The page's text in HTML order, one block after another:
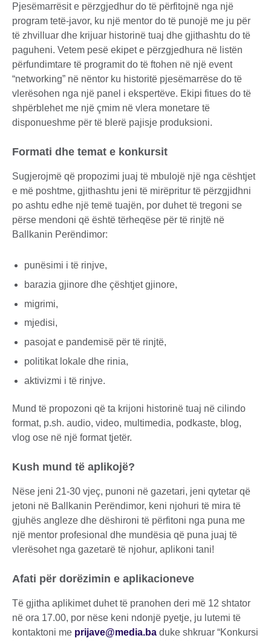
Pjesëmarrësit e përzgjedhur do të përfitojnë nga një
program tetë-javor, ku një mentor do të punojë me ju për
të zhvilluar dhe krijuar historinë tuaj dhe gjithashtu do të
paguheni. Vetem pesë ekipet e përzgjedhura në listën
përfundimtare të programit do të ftohen në një event
“networking” në nëntor ku historitë pjesëmarrëse do të
vlerësohen nga një panel i ekspertëve. Ekipi fitues do të
shpërblehet me një çmim në vlera monetare të
disponueshme për të blerë pajisje produksioni.
Formati dhe temat e konkursit
Sugjerojmë që propozimi juaj të mbulojë një nga cështjet
e më poshtme, gjithashtu jeni të mirëpritur të përzgjidhni
po ashtu edhe një temë tuajën, por duhet të tregoni se
përse mendoni që është tërheqëse për të rinjtë në
Ballkanin Perëndimor:
punësimi i të rinjve,
barazia gjinore dhe çështjet gjinore,
migrimi,
mjedisi,
pasojat e pandemisë për të rinjtë,
politikat lokale dhe rinia,
aktivizmi i të rinjve.
Mund të propozoni që ta krijoni historinë tuaj në cilindo
format, p.sh. audio, video, multimedia, podkaste, blog,
vlog ose në një format tjetër.
Kush mund të aplikojë?
Nëse jeni 21-30 vjeç, punoni në gazetari, jeni qytetar që
jetoni në Ballkanin Perëndimor, keni njohuri të mira të
gjuhës angleze dhe dëshironi të përfitoni nga puna me
një mentor profesional dhe mundësia që puna juaj të
vlerësohet nga gazetarë të njohur, aplikoni tani!
Afati për dorëzimin e aplikacioneve
Të gjitha aplikimet duhet të pranohen deri më 12 shtator
në ora 17.00, por nëse keni ndonjë pyetje, ju lutemi të
kontaktoni me prijave@media.ba duke shkruar “Konkursi